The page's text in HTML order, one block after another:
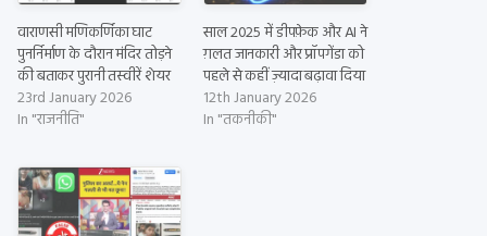
वाराणसी मणिकर्णिका घाट
पुनर्निर्माण के दौरान मंदिर तोड़ने
की बताकर पुरानी तस्वीरें शेयर
23rd January 2026
In "राजनीति"
साल 2025 में डीपफ़ेक और AI ने
ग़लत जानकारी और प्रॉपगेंडा को
पहले से कहीं ज़्यादा बढ़ावा दिया
12th January 2026
In "तकनीकी"